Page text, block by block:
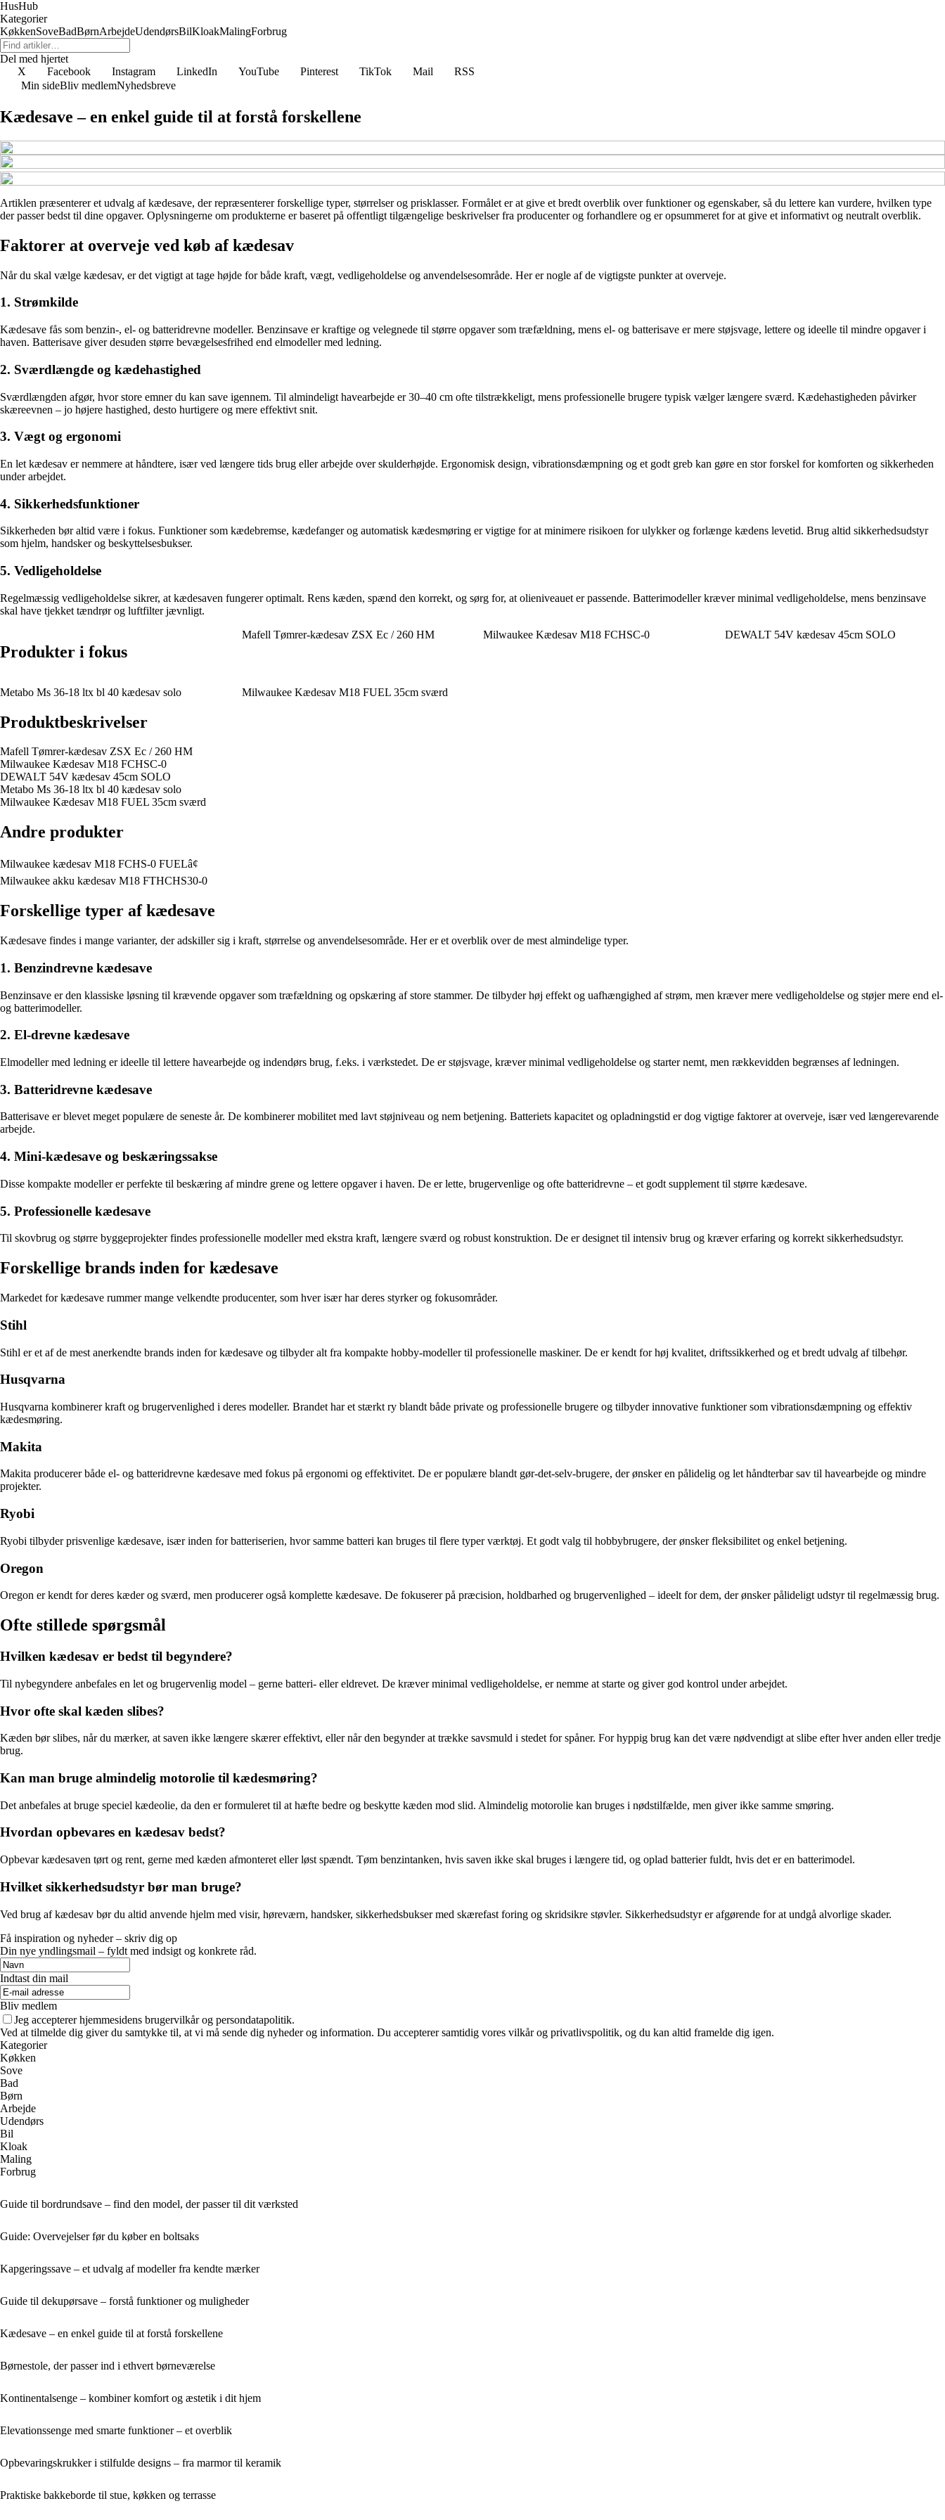
HusHub
Kategorier
KøkkenSoveBadBørnArbejdeUdendørsBilKloakMalingForbrug
Del med hjertet
X
Facebook Instagram LinkedIn YouTube Pinterest TikTok Mail
RSS
Min sideBliv medlemNyhedsbreve
Kædesave – en enkel guide til at forstå forskellene
Artiklen præsenterer et udvalg af kædesave, der repræsenterer forskellige typer, størrelser og prisklasser. Formålet er at give et bredt overblik over funktioner og egenskaber, så du lettere kan vurdere, hvilken type
der passer bedst til dine opgaver. Oplysningerne om produkterne er baseret på offentligt tilgængelige beskrivelser fra producenter og forhandlere og er opsummeret for at give et informativt og neutralt overblik.
Faktorer at overveje ved køb af kædesav
Når du skal vælge kædesav, er det vigtigt at tage højde for både kraft, vægt, vedligeholdelse og anvendelsesområde. Her er nogle af de vigtigste punkter at overveje.
1. Strømkilde
Kædesave fås som benzin-, el- og batteridrevne modeller. Benzinsave er kraftige og velegnede til større opgaver som træfældning, mens el- og batterisave er mere støjsvage, lettere og ideelle til mindre opgaver i
haven. Batterisave giver desuden større bevægelsesfrihed end elmodeller med ledning.
2. Sværdlængde og kædehastighed
Sværdlængden afgør, hvor store emner du kan save igennem. Til almindeligt havearbejde er 30–40 cm ofte tilstrækkeligt, mens professionelle brugere typisk vælger længere sværd. Kædehastigheden påvirker
skæreevnen – jo højere hastighed, desto hurtigere og mere effektivt snit.
3. Vægt og ergonomi
En let kædesav er nemmere at håndtere, især ved længere tids brug eller arbejde over skulderhøjde. Ergonomisk design, vibrationsdæmpning og et godt greb kan gøre en stor forskel for komforten og sikkerheden
under arbejdet.
4. Sikkerhedsfunktioner
Sikkerheden bør altid være i fokus. Funktioner som kædebremse, kædefanger og automatisk kædesmøring er vigtige for at minimere risikoen for ulykker og forlænge kædens levetid. Brug altid sikkerhedsudstyr
som hjelm, handsker og beskyttelsesbukser.
5. Vedligeholdelse
Regelmæssig vedligeholdelse sikrer, at kædesaven fungerer optimalt. Rens kæden, spænd den korrekt, og sørg for, at olieniveauet er passende. Batterimodeller kræver minimal vedligeholdelse, mens benzinsave
skal have tjekket tændrør og luftfilter jævnligt.
Produkter i fokus
Mafell Tømrer-kædesav ZSX Ec / 260 HM Milwaukee Kædesav M18 FCHSC-0 DEWALT 54V kædesav 45cm SOLO
Metabo Ms 36-18 ltx bl 40 kædesav solo Milwaukee Kædesav M18 FUEL 35cm sværd
Produktbeskrivelser
Mafell Tømrer-kædesav ZSX Ec / 260 HM
Milwaukee Kædesav M18 FCHSC-0
DEWALT 54V kædesav 45cm SOLO
Metabo Ms 36-18 ltx bl 40 kædesav solo
Milwaukee Kædesav M18 FUEL 35cm sværd
Andre produkter
Milwaukee kædesav M18 FCHS-0 FUELâ¢
Milwaukee akku kædesav M18 FTHCHS30-0
Forskellige typer af kædesave
Kædesave findes i mange varianter, der adskiller sig i kraft, størrelse og anvendelsesområde. Her er et overblik over de mest almindelige typer.
1. Benzindrevne kædesave
Benzinsave er den klassiske løsning til krævende opgaver som træfældning og opskæring af store stammer. De tilbyder høj effekt og uafhængighed af strøm, men kræver mere vedligeholdelse og støjer mere end el-
og batterimodeller.
2. El-drevne kædesave
Elmodeller med ledning er ideelle til lettere havearbejde og indendørs brug, f.eks. i værkstedet. De er støjsvage, kræver minimal vedligeholdelse og starter nemt, men rækkevidden begrænses af ledningen.
3. Batteridrevne kædesave
Batterisave er blevet meget populære de seneste år. De kombinerer mobilitet med lavt støjniveau og nem betjening. Batteriets kapacitet og opladningstid er dog vigtige faktorer at overveje, især ved længerevarende
arbejde.
4. Mini-kædesave og beskæringssakse
Disse kompakte modeller er perfekte til beskæring af mindre grene og lettere opgaver i haven. De er lette, brugervenlige og ofte batteridrevne – et godt supplement til større kædesave.
5. Professionelle kædesave
Til skovbrug og større byggeprojekter findes professionelle modeller med ekstra kraft, længere sværd og robust konstruktion. De er designet til intensiv brug og kræver erfaring og korrekt sikkerhedsudstyr.
Forskellige brands inden for kædesave
Markedet for kædesave rummer mange velkendte producenter, som hver især har deres styrker og fokusområder.
Stihl
Stihl er et af de mest anerkendte brands inden for kædesave og tilbyder alt fra kompakte hobby-modeller til professionelle maskiner. De er kendt for høj kvalitet, driftssikkerhed og et bredt udvalg af tilbehør.
Husqvarna
Husqvarna kombinerer kraft og brugervenlighed i deres modeller. Brandet har et stærkt ry blandt både private og professionelle brugere og tilbyder innovative funktioner som vibrationsdæmpning og effektiv
kædesmøring.
Makita
Makita producerer både el- og batteridrevne kædesave med fokus på ergonomi og effektivitet. De er populære blandt gør-det-selv-brugere, der ønsker en pålidelig og let håndterbar sav til havearbejde og mindre
projekter.
Ryobi
Ryobi tilbyder prisvenlige kædesave, især inden for batteriserien, hvor samme batteri kan bruges til flere typer værktøj. Et godt valg til hobbybrugere, der ønsker fleksibilitet og enkel betjening.
Oregon
Oregon er kendt for deres kæder og sværd, men producerer også komplette kædesave. De fokuserer på præcision, holdbarhed og brugervenlighed – ideelt for dem, der ønsker pålideligt udstyr til regelmæssig brug.
Ofte stillede spørgsmål
Hvilken kædesav er bedst til begyndere?
Til nybegyndere anbefales en let og brugervenlig model – gerne batteri- eller eldrevet. De kræver minimal vedligeholdelse, er nemme at starte og giver god kontrol under arbejdet.
Hvor ofte skal kæden slibes?
Kæden bør slibes, når du mærker, at saven ikke længere skærer effektivt, eller når den begynder at trække savsmuld i stedet for spåner. For hyppig brug kan det være nødvendigt at slibe efter hver anden eller tredje
brug.
Kan man bruge almindelig motorolie til kædesmøring?
Det anbefales at bruge speciel kædeolie, da den er formuleret til at hæfte bedre og beskytte kæden mod slid. Almindelig motorolie kan bruges i nødstilfælde, men giver ikke samme smøring.
Hvordan opbevares en kædesav bedst?
Opbevar kædesaven tørt og rent, gerne med kæden afmonteret eller løst spændt. Tøm benzintanken, hvis saven ikke skal bruges i længere tid, og oplad batterier fuldt, hvis det er en batterimodel.
Hvilket sikkerhedsudstyr bør man bruge?
Ved brug af kædesav bør du altid anvende hjelm med visir, høreværn, handsker, sikkerhedsbukser med skærefast foring og skridsikre støvler. Sikkerhedsudstyr er afgørende for at undgå alvorlige skader.
Få inspiration og nyheder – skriv dig op
Din nye yndlingsmail – fyldt med indsigt og konkrete råd.
Indtast din mail
Bliv medlem
Jeg accepterer hjemmesidens brugervilkår og persondatapolitik.
Ved at tilmelde dig giver du samtykke til, at vi må sende dig nyheder og information. Du accepterer samtidig vores vilkår og privatlivspolitik, og du kan altid framelde dig igen.
Kategorier
Køkken
Sove
Bad
Børn
Arbejde
Udendørs
Bil
Kloak
Maling
Forbrug
Guide til bordrundsave – find den model, der passer til dit værksted
Guide: Overvejelser før du køber en boltsaks
Kapgeringssave – et udvalg af modeller fra kendte mærker
Guide til dekupørsave – forstå funktioner og muligheder
Kædesave – en enkel guide til at forstå forskellene
Børnestole, der passer ind i ethvert børneværelse
Kontinentalsenge – kombiner komfort og æstetik i dit hjem
Elevationssenge med smarte funktioner – et overblik
Opbevaringskrukker i stilfulde designs – fra marmor til keramik
Praktiske bakkeborde til stue, køkken og terrasse